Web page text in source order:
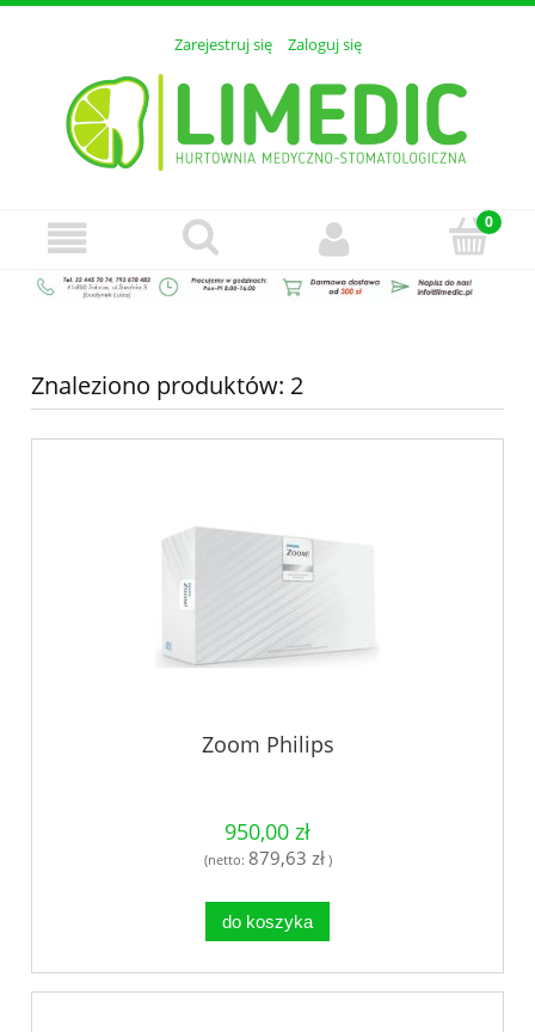
Zarejestruj się Zaloguj się
Znaleziono produktów: 2
Zoom Philips
950,00 zł
(netto: 879,63 zł)
do koszyka